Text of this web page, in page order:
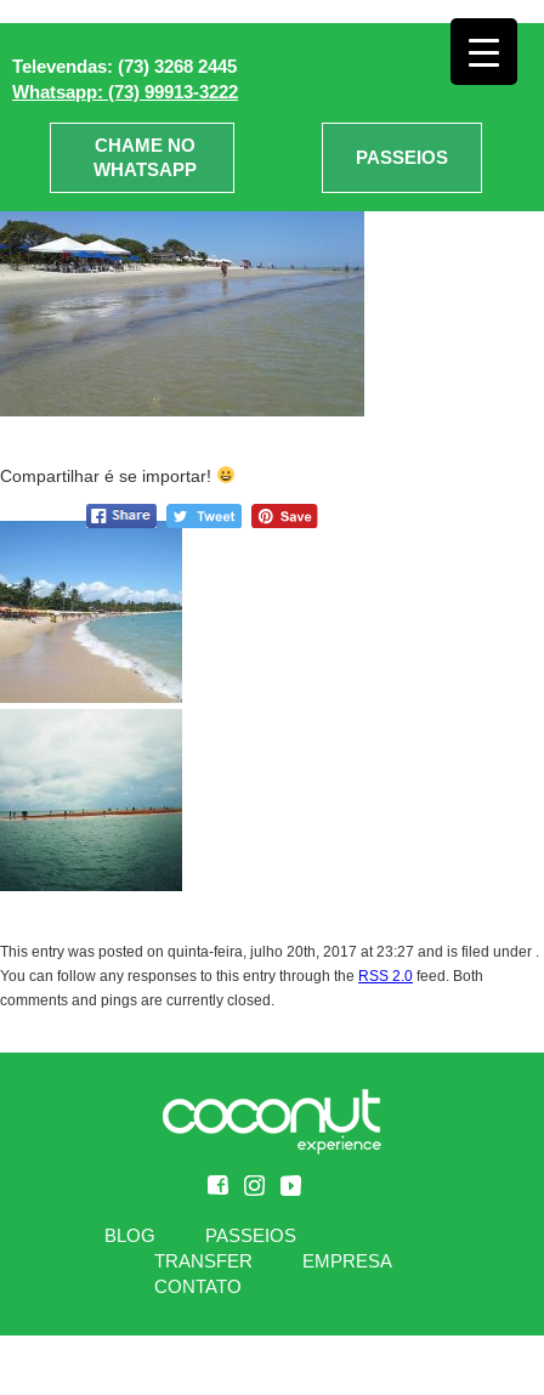
Televendas: (73) 3268 2445
Whatsapp: (73) 99913-3222
CHAME NO
WHATSAPP
PASSEIOS
COroa Vermelha
Compartilhar é se importar!
This entry was posted on quinta-feira, julho 20th, 2017 at 23:27 and is filed under .
You can follow any responses to this entry through the RSS 2.0 feed. Both
comments and pings are currently closed.
BLOG
PASSEIOS
TRANSFER
EMPRESA
CONTATO